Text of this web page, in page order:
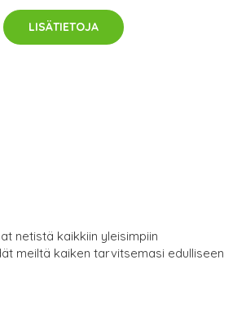
LISÄTIETOJA
netistä kaikkiin yleisimpiin
meiltä kaiken tarvitsemasi edulliseen